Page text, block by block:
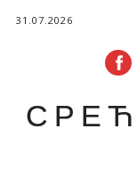
31.07.2026